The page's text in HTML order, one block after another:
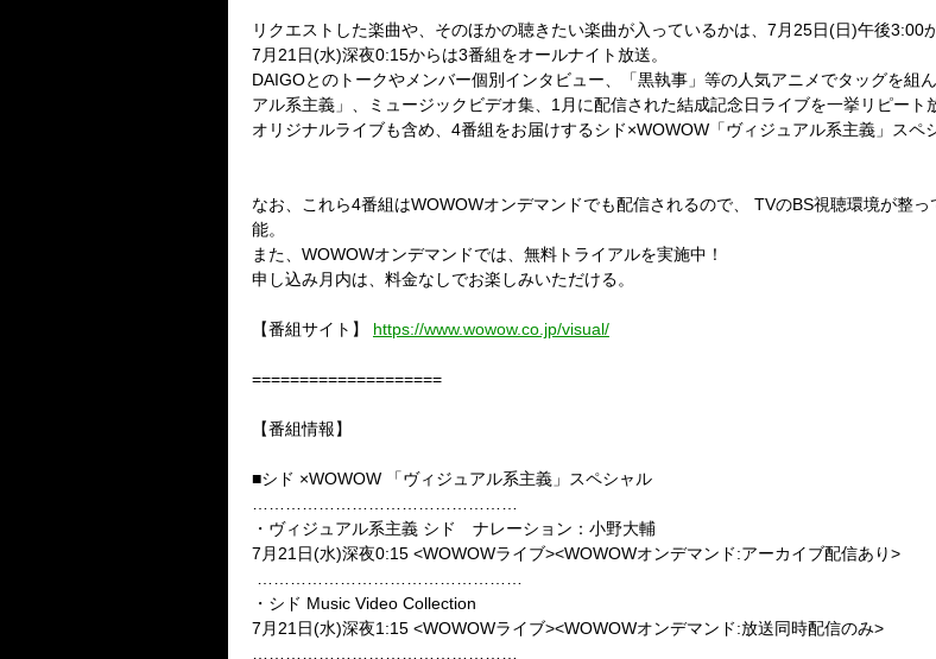
リクエストした楽曲や、そのほかの聴きたい楽曲が入っているかは、7月25日(日)午後3:00
7月21日(水)深夜0:15からは3番組をオールナイト放送。
DAIGOとのトークやメンバー個別インタビュー、「黒執事」等の人気アニメでタッグを組
アル系主義」、ミュージックビデオ集、1月に配信された結成記念日ライブを一挙リピート
オリジナルライブも含め、4番組をお届けするシド×WOWOW「ヴィジュアル系主義」スペ
なお、これら4番組はWOWOWオンデマンドでも配信されるので、 TVのBS視聴環境が整
能。
また、WOWOWオンデマンドでは、無料トライアルを実施中！
申し込み月内は、料金なしでお楽しみいただける。
【番組サイト】 https://www.wowow.co.jp/visual/
====================
【番組情報】
■シド ×WOWOW 「ヴィジュアル系主義」スペシャル
・ヴィジュアル系主義 シド ナレーション：小野大輔
7月21日(水)深夜0:15 <WOWOWライブ><WOWOWオンデマンド:アーカイブ配信あり>
・シド Music Video Collection
7月21日(水)深夜1:15 <WOWOWライブ><WOWOWオンデマンド:放送同時配信のみ>